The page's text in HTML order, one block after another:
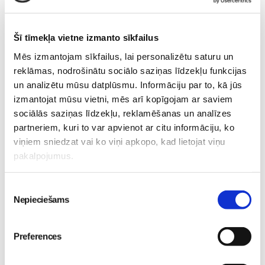
Šī tīmekļa vietne izmanto sīkfailus
Mēs izmantojam sīkfailus, lai personalizētu saturu un
reklāmas, nodrošinātu sociālo saziņas līdzekļu funkcijas
un analizētu mūsu datplūsmu. Informāciju par to, kā jūs
izmantojat mūsu vietni, mēs arī kopīgojam ar saviem
sociālās saziņas līdzekļu, reklamēšanas un analīzes
partneriem, kuri to var apvienot ar citu informāciju, ko
viņiem sniedzat vai ko viņi apkopo, kad lietojat viņu
pakalpojumus.
izvēle
Nepieciešams
Preferences
tomēr ar laiku uzkrājas mikrobi. Lietojot manuālo deguna
dobumā vai elpceļos un izraisīt saslimšanu.
Tagad Latvijā ir pieejams jauns, manuāli lietojams deguna
aspiratorsMaria Easy Breath, kam filtri nav jāmaina, jo šai
ierīcei ir atšķirīga filtrācijas sistēma. Pēc izmantošanas
aspiratoru izmazgā, izžāvē, un tas ir drošs atkārtotai
lietošanai. Šis deguna aspirators ir pilnībā drošs arī
vecākiem, un, to lietojot, nav iespējams inficēties.
Jautā Maria Clean Nose un Maria Easy Breath deguna
Decembrī interneta aptiekā “e-menessaptieka” deguna